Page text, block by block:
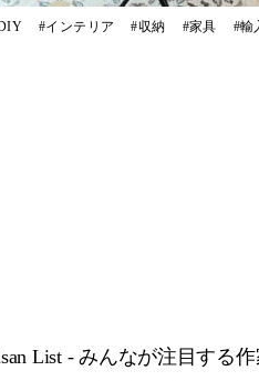
インテリア 収納 家具 輸
List - みんなが注目する